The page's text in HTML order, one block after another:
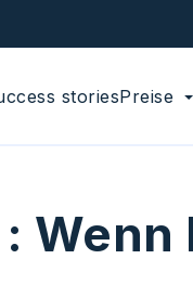
storiesPreise
Wenn